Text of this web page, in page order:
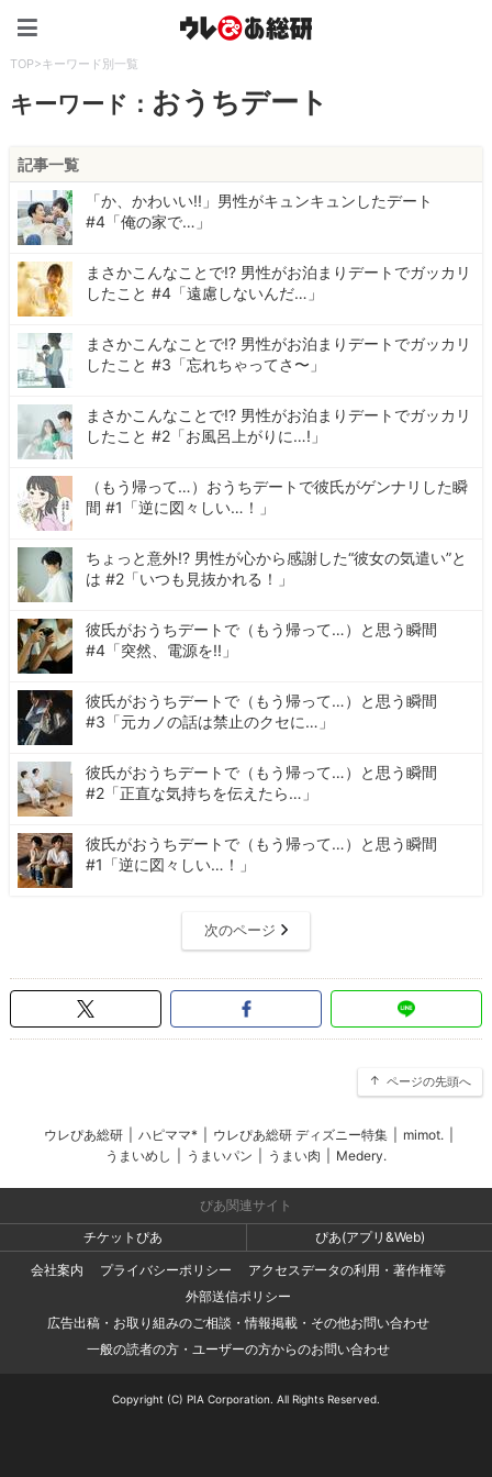
TOP>キーワード別一覧
キーワード： おうちデート
記事一覧
「か、かわいい!!」男性がキュンキュンしたデート
#4「俺の家で…」
まさかこんなことで!? 男性がお泊まりデートでガッカリ
したこと #4「遠慮しないんだ…」
まさかこんなことで!? 男性がお泊まりデートでガッカリ
したこと #3「忘れちゃってさ〜」
まさかこんなことで!? 男性がお泊まりデートでガッカリ
したこと #2「お風呂上がりに…!」
（もう帰って…）おうちデートで彼氏がゲンナリした瞬
間 #1「逆に図々しい…！」
ちょっと意外!? 男性が心から感謝した“彼女の気遣い”と
は #2「いつも見抜かれる！」
彼氏がおうちデートで（もう帰って…）と思う瞬間
#4「突然、電源を!!」
彼氏がおうちデートで（もう帰って…）と思う瞬間
#3「元カノの話は禁止のクセに…」
彼氏がおうちデートで（もう帰って…）と思う瞬間
#2「正直な気持ちを伝えたら…」
彼氏がおうちデートで（もう帰って…）と思う瞬間
#1「逆に図々しい…！」
次のページ
ページの先頭へ
ウレぴあ総研 ハピママ* ウレぴあ総研 ディズニー特集 mimot.
うまいめし
うまいパン うまい肉 Medery.
ぴあ関連サイト
チケットぴあ
ぴあ(アプリ&Web)
会社案内
プライバシーポリシー
アクセスデータの利用・著作権等
外部送信ポリシー
広告出稿・お取り組みのご相談・情報掲載・その他お問い合わせ
一般の読者の方・ユーザーの方からのお問い合わせ
Copyright (C) PIA Corporation. All Rights Reserved.